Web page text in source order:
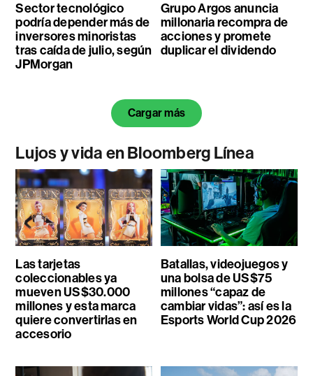
Sector tecnológico
podría depender más de
inversores minoristas
tras caída de julio, según
JPMorgan
Grupo Argos anuncia
millonaria recompra de
acciones y promete
duplicar el dividendo
Cargar más
Lujos y vida en Bloomberg Línea
Las tarjetas
coleccionables ya
mueven US$30.000
millones y esta marca
quiere convertirlas en
accesorio
Batallas, videojuegos y
una bolsa de US$75
millones “capaz de
cambiar vidas”: así es la
Esports World Cup 2026